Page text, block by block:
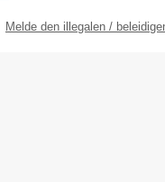
Melde den illegalen /